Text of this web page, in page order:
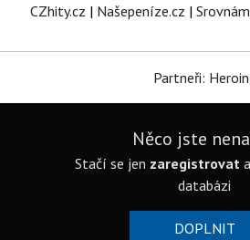
CZhity.cz | Našepeníze.cz |
Partneři:
Něco jste
Stačí se jen zaregistrovat
databázi
DOPLNIT